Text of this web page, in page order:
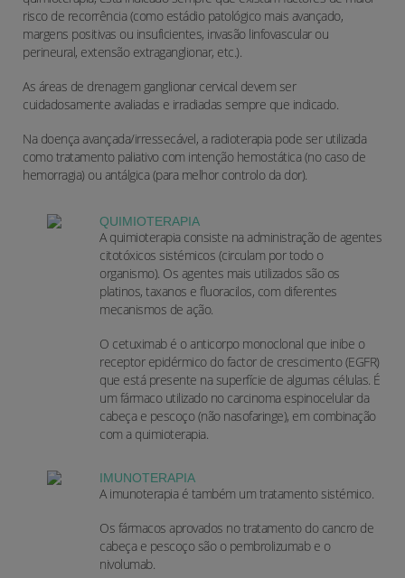
risco de recorrência (como estádio patológico mais avançado,
margens positivas ou insuficientes, invasão linfovascular ou
perineural, extensão extraganglionar, etc.).
As áreas de drenagem ganglionar cervical devem ser
cuidadosamente avaliadas e irradiadas sempre que indicado.
Na doença avançada/irressecável, a radioterapia pode ser utilizada
como tratamento paliativo com intenção hemostática (no caso de
hemorragia) ou antálgica (para melhor controlo da dor).
QUIMIOTERAPIA
A quimioterapia consiste na administração de agentes
citotóxicos sistémicos (circulam por todo o
organismo). Os agentes mais utilizados são os
platinos, taxanos e fluoracilos, com diferentes
mecanismos de ação.
O cetuximab é o anticorpo monoclonal que inibe o
receptor epidérmico do factor de crescimento (EGFR)
que está presente na superfície de algumas células. É
um fármaco utilizado no carcinoma espinocelular da
cabeça e pescoço (não nasofaringe), em combinação
com a quimioterapia.
IMUNOTERAPIA
A imunoterapia é também um tratamento sistémico.
Os fármacos aprovados no tratamento do cancro de
cabeça e pescoço são o pembrolizumab e o
nivolumab.